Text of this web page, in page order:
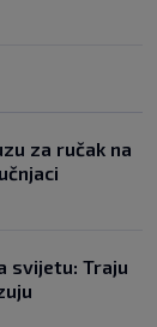
za ručak na
svijetu: Traju